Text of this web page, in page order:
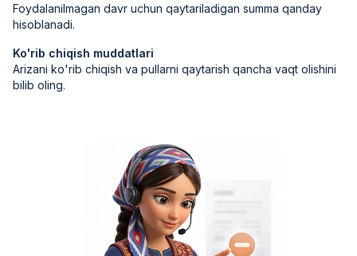
Foydalanilmagan davr uchun qaytariladigan summa qanday
hisoblanadi.
Ko'rib chiqish muddatlari
Arizani ko'rib chiqish va pullarni qaytarish qancha vaqt olishini
bilib oling.